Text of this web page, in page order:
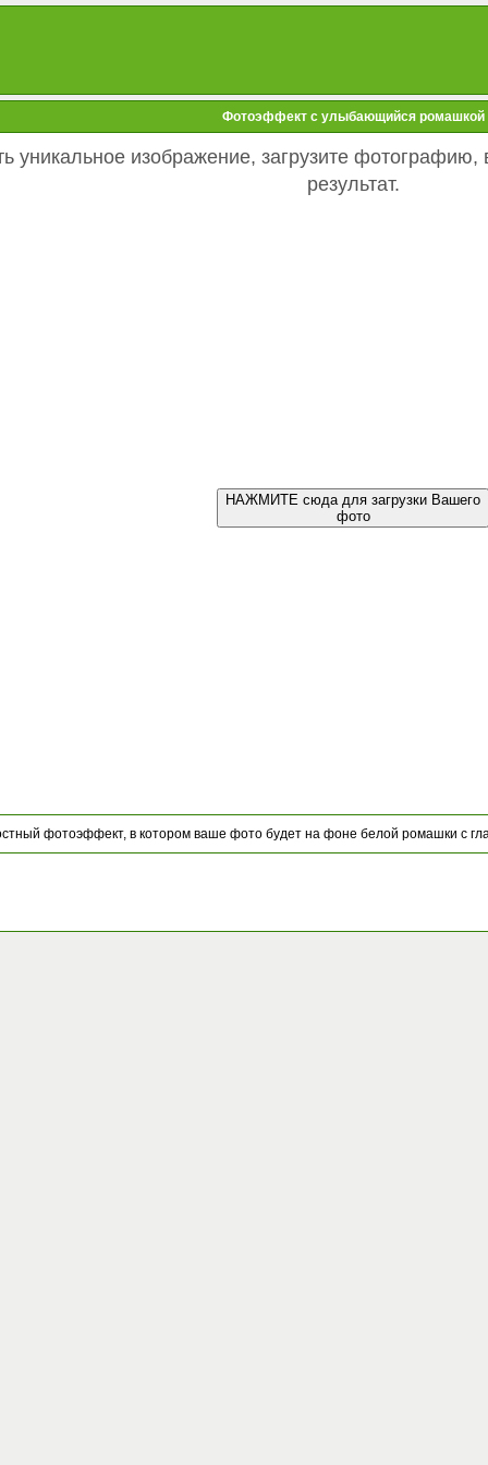
Фотоэффект с улыбающийся ромашкой
уникальное изображение, загрузите
результат.
НАЖМИТЕ сюда для загрузки Вашего
фото
фотоэффект, в котором ваше фото будет на фоне белой ромашки с